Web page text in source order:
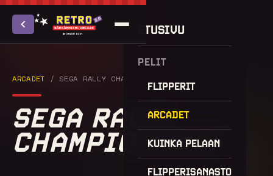
ETUSIVU
PELIT
FLIPPERIT
ARCADET
KUINKA PELAAN
FLIPPERISANASTO
ARCADET / SEGA RALLY CHAMPIONSHIP
SEGA RALLY
CHAMPIONSHIP